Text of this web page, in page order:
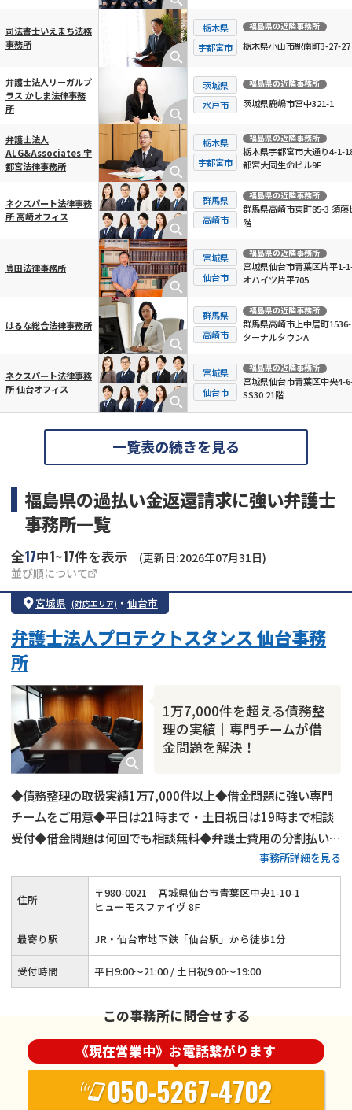
司法書士いえまち法務
事務所
栃木県
宇都宮市
福島県の近隣事務所
栃木県小山市駅南町3-27-27
弁護士法人リーガルプ
ラス かしま法律事務
所
茨城県
水戸市
福島県の近隣事務所
茨城県鹿嶋市宮中321-1
弁護士法人
ALG&Associates 宇
都宮法律事務所
栃木県
宇都宮市
福島県の近隣事務所
栃木県宇都宮市大通り4-1-
都宮大同生命ビル9F
ネクスパート法律事務
所 高崎オフィス
群馬県
高崎市
福島県の近隣事務所
群馬県高崎市東町85-3 須藤
階
豊田法律事務所
宮城県
仙台市
福島県の近隣事務所
宮城県仙台市青葉区片平1-
オハイツ片平705
はるな総合法律事務所
群馬県
高崎市
福島県の近隣事務所
群馬県高崎市上中居町
ターナルタウンA
ネクスパート法律事務
所 仙台オフィス
宮城県
仙台市
福島県の近隣事務所
宮城県仙台市青葉区中央4-
SS30 21階
一覧表の続きを見る
福島県の過払い金返還請求に強い弁護士
事務所一覧
全17中1~17件を表示
(更新日:2026年07月31日)
並び順について
宮城県 (対応エリア) ・ 仙台市
1万7,000件を超える債務整
理の実績｜専門チームが借
金問題を解決！
弁護士法人プロテクトスタンス 仙台事務
所
◆債務整理の取扱実績1万7,000件以上◆借金問題に強い専門
チームをご用意◆平日は21時まで・土日祝日は19時まで相談
受付◆借金問題は何回でも相談無料◆弁護士費用の分割払いも
事務所詳細を見る
住所 〒980-0021
宮城県仙台市青葉区中央1-10-1
ヒューモスファイヴ 8F
最寄り駅 JR・仙台市地下鉄「仙台駅」から徒歩1分
受付時間 平日9:00～21:00 / 土日祝9:00～19:00
この事務所に問合せする
《現在営業中》お電話繋がります
050-5267-4702